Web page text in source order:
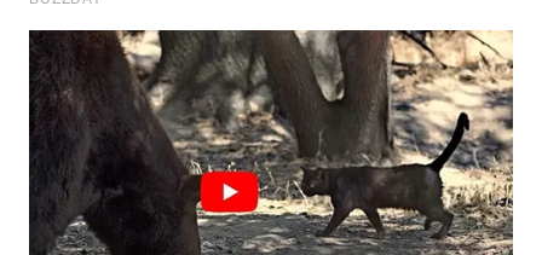
WN
TANGERANG
WN
BINJAI
WN
CIREBON